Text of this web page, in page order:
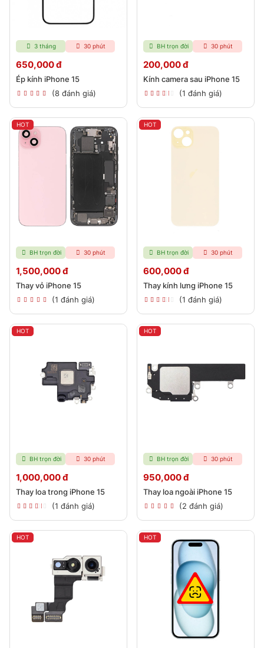
3 tháng 30 phút
650,000 đ
Ép kính iPhone 15
(8 đánh giá)
BH trọn đời 30 phút
200,000 đ
Kính camera sau iPhone 15
(1 đánh giá)
HOT
BH trọn đời 30 phút
1,500,000 đ
Thay vỏ iPhone 15
(1 đánh giá)
HOT
BH trọn đời 30 phút
600,000 đ
Thay kính lưng iPhone 15
(1 đánh giá)
HOT
BH trọn đời 30 phút
1,000,000 đ
Thay loa trong iPhone 15
(1 đánh giá)
HOT
BH trọn đời 30 phút
950,000 đ
Thay loa ngoài iPhone 15
(2 đánh giá)
HOT HOT